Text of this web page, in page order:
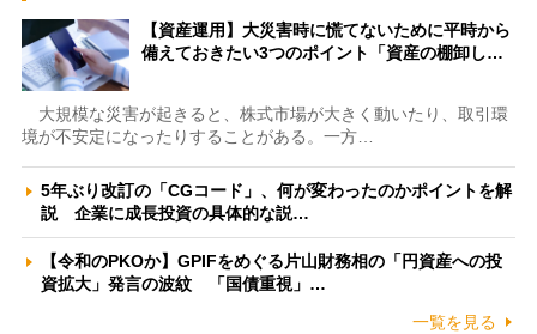
【資産運用】大災害時に慌てないために平時から
備えておきたい3つのポイント「資産の棚卸し…
大規模な災害が起きると、株式市場が大きく動いたり、取引環
境が不安定になったりすることがある。一方…
5年ぶり改訂の「CGコード」、何が変わったのかポイントを解
説 企業に成長投資の具体的な説…
【令和のPKOか】GPIFをめぐる片山財務相の「円資産への投
資拡大」発言の波紋 「国債重視」…
一覧を見る